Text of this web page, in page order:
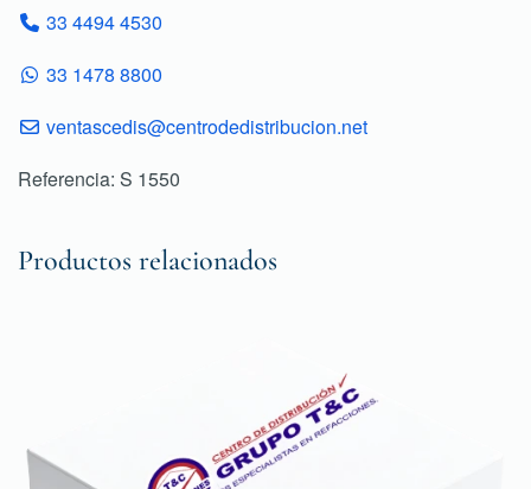
33 4494 4530
33 1478 8800
ventascedis@centrodedistribucion.net
Referencia: S 1550
Productos relacionados